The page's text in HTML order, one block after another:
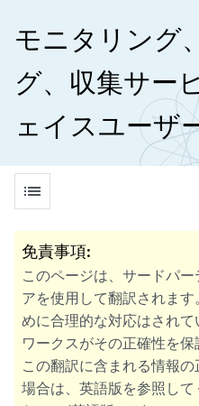
モニタリング
グ、収集サー
ェイスユーザ
list
免責事項:
このページは、サードパ
アを使用して翻訳されま
めに合理的な対応はされ
ワークスがその正確性を保
この翻訳に含まれる情報
場合は、英語版を参照し